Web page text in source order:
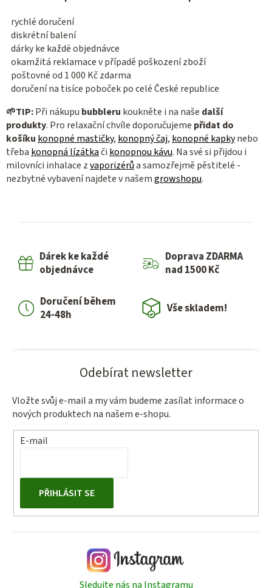
rychlé doručení
diskrétní balení
dárky ke každé objednávce
okamžitá reklamace v případě poškození zboží
poštovné od 1 000 Kč zdarma
doručení na tisíce poboček po celé České republice
🌱TIP:Při nákupu bubbleru koukněte i na naše další
produkty. Pro relaxační chvíle doporučujeme přidat do
košíku konopné mastičky, konopný čaj, konopné kapkynebo
třeba konopná lízátkači konopnou kávu. Na své si přijdou i
milovníci inhalace zvaporizérůa samozřejmě pěstitelé -
nezbytné vybavení najdete v našemgrowshopu.
Dárek ke každé
objednávce
Doprava ZDARMA
nad 1500 Kč
Doručení během
24-48h
Vše skladem!
Odebírat newsletter
Vložte svůj e-mail a my vám budeme zasílat informace o
nových produktech na našem e-shopu.
E-mail
PŘIHLÁSIT SE
Sledujte nás na Instagramu